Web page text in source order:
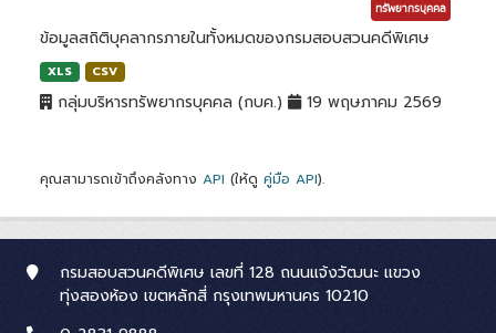
ทรัพยากรบุคคล
ข้อมูลสถิติบุคลากรภายในทั้งหมดของกรมสอบสวนคดีพิเศษ
XLS CSV
กลุ่มบริหารทรัพยากรบุคคล (กบค.) 19 พฤษภาคม 2569
คุณสามารถเข้าถึงคลังทาง API (ให้ดู คู่มือ API).
กรมสอบสวนคดีพิเศษ เลขที่ 128 ถนนแจ้งวัฒนะ แขวง
ทุ่งสองห้อง เขตหลักสี่ กรุงเทพมหานคร 10210